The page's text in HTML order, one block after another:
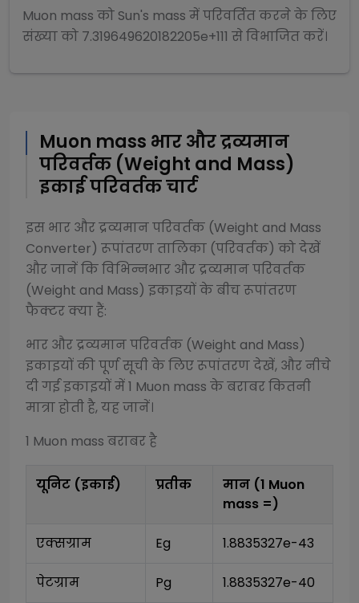
Muon mass को Sun's mass में परिवर्तित करने के लिए
संख्या को 7.319649620182205e+111 सेविभाजितकरें।
Muon mass भार और द्रव्यमान
परिवर्तक (Weight and Mass)
इकाई परिवर्तक चार्ट
इस भार और द्रव्यमान परिवर्तक (Weight and Mass
Converter) रूपांतरण तालिका (परिवर्तक) को देखें
और जानें कि विभिन्नभार और द्रव्यमान परिवर्तक
(Weight and Mass) इकाइयों के बीच रूपांतरण
फैक्टर क्या हैं:
भार और द्रव्यमान परिवर्तक (Weight and Mass)
इकाइयों की पूर्ण सूची के लिए रूपांतरण देखें, और नीचे
दी गई इकाइयों में 1 Muon mass के बराबर कितनी
मात्रा होती है, यह जानें।
1 Muon mass बराबर है
यूनिट (इकाई) प्रतीक मान (1 Muon
mass =)
एक्सग्राम Eg 1.8835327e-43
पेटग्राम Pg 1.8835327e-40